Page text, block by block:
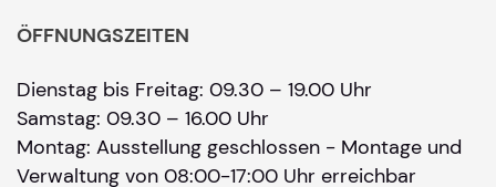
ÖFFNUNGSZEITEN
Dienstag bis Freitag: 09.30 – 19.00 Uhr
Samstag: 09.30 – 16.00 Uhr
Montag: Ausstellung geschlossen - Montage und
Verwaltung von 08:00-17:00 Uhr erreichbar